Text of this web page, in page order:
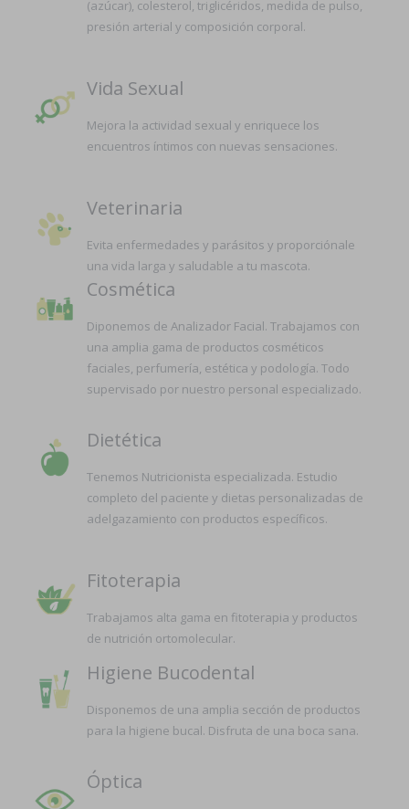
(azúcar), colesterol, triglicéridos, medida de pulso,
presión arterial y composición corporal.
Vida Sexual
Mejora la actividad sexual y enriquece los
encuentros íntimos con nuevas sensaciones.
Veterinaria
Evita enfermedades y parásitos y proporciónale
una vida larga y saludable a tu mascota.
Cosmética
Diponemos de Analizador Facial. Trabajamos con
una amplia gama de productos cosméticos
faciales, perfumería, estética y podología. Todo
supervisado por nuestro personal especializado.
Dietética
Tenemos Nutricionista especializada. Estudio
completo del paciente y dietas personalizadas de
adelgazamiento con productos específicos.
Fitoterapia
Trabajamos alta gama en fitoterapia y productos
de nutrición ortomolecular.
Higiene Bucodental
Disponemos de una amplia sección de productos
para la higiene bucal. Disfruta de una boca sana.
Óptica